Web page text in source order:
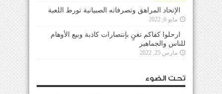
الإتحاد المراهق وتصرفاته الصبيانية تورط اللعبة
مايو 6, 2022
ارحلوا كفاكم تغنٍ بإنتصارات كاذبة وبيع الأوهام
للناس والجماهير
مارس 25, 2022
تحت الضوء